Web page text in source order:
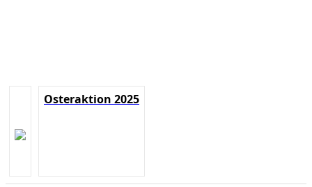
Osteraktion 2025